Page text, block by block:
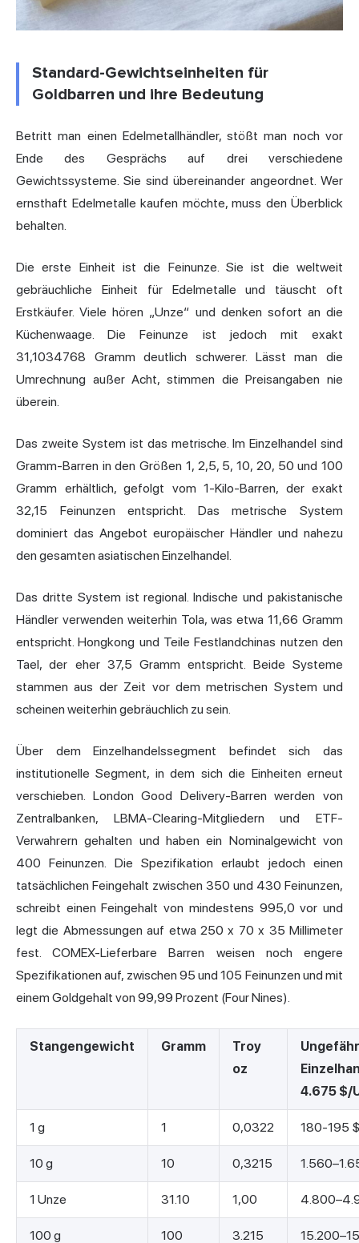
Standard-Gewichtseinheiten für
Goldbarren und ihre Bedeutung
Betritt man einen Edelmetallhändler, stößt man noch vor
Ende des Gesprächs auf drei verschiedene
Gewichtssysteme. Sie sind übereinander angeordnet. Wer
ernsthaft Edelmetalle kaufen möchte, muss den Überblick
behalten.
Die erste Einheit ist die Feinunze. Sie ist die weltweit
gebräuchliche Einheit für Edelmetalle und täuscht oft
Erstkäufer. Viele hören „Unze“ und denken sofort an die
Küchenwaage. Die Feinunze ist jedoch mit exakt
31,1034768 Gramm deutlich schwerer. Lässt man die
Umrechnung außer Acht, stimmen die Preisangaben nie
überein.
Das zweite System ist das metrische. Im Einzelhandel sind
Gramm-Barren in den Größen 1, 2,5, 5, 10, 20, 50 und 100
Gramm erhältlich, gefolgt vom 1-Kilo-Barren, der exakt
32,15 Feinunzen entspricht. Das metrische System
dominiert das Angebot europäischer Händler und nahezu
den gesamten asiatischen Einzelhandel.
Das dritte System ist regional. Indische und pakistanische
Händler verwenden weiterhin Tola, was etwa 11,66 Gramm
entspricht. Hongkong und Teile Festlandchinas nutzen den
Tael, der eher 37,5 Gramm entspricht. Beide Systeme
stammen aus der Zeit vor dem metrischen System und
scheinen weiterhin gebräuchlich zu sein.
Über dem Einzelhandelssegment befindet sich das
institutionelle Segment, in dem sich die Einheiten erneut
verschieben. London Good Delivery-Barren werden von
Zentralbanken, LBMA-Clearing-Mitgliedern und ETF-
Verwahrern gehalten und haben ein Nominalgewicht von
400 Feinunzen. Die Spezifikation erlaubt jedoch einen
tatsächlichen Feingehalt zwischen 350 und 430 Feinunzen,
schreibt einen Feingehalt von mindestens 995,0 vor und
legt die Abmessungen auf etwa 250 x 70 x 35 Millimeter
fest. COMEX-Lieferbare Barren weisen noch engere
Spezifikationen auf, zwischen 95 und 105 Feinunzen und mit
einem Goldgehalt von 99,99 Prozent (Four Nines).
Stangengewicht Gramm
Troy
oz
4.675 $/
1 g 1 0,0322 180-195 $
10 g 10 0,3215
1 Unze 31.10 1,00
100 g 100 3.215